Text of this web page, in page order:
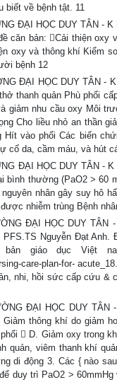
biết về bệnh tật. 11
ĐẠI HỌC DUY TÂN -
căn bản: Cải thiện
oxy và thông khí Kiểm
bệnh 12
ĐẠI HỌC DUY TÂN -
thanh quản Phù phổi
giảm nhu cầu oxy Môi
Cho liều nhỏ an thần
vào phổi Các biến
cố da, cầm máu, và hút
ĐẠI HỌC DUY TÂN -
thường (PaO2 > 60
nhân gây suy hô
nhiễm trùng Bệnh
ĐẠI HỌC DUY
PFS.TS Nguyễn Đạt
bản giáo dục Việt
care-plan-for-
nhi, hồi sức cấp cứu &
ĐẠI HỌC DUY
thông khí do giảm
 D. Giảm oxy trong
quản, viêm thanh khí
di động 3. Các { nào
duy trì PaO2 >